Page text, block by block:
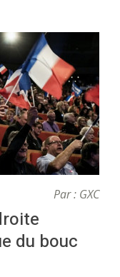
Par : GXC
du bouc